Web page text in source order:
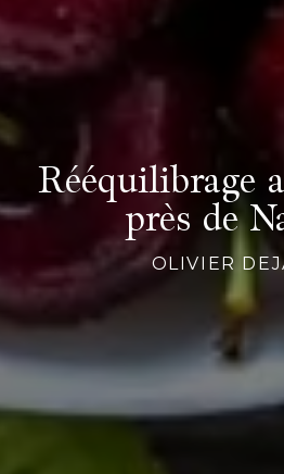
Rééquilibrage
près de
OLIVIER